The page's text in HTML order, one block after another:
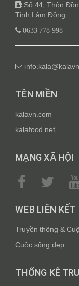
Số 44, Thôn
Tỉnh Lâm Đồng
0633 778 998
TÊN MIỀN
kalavn.com
kalafood.net
MẠNG XÃ HỘI
WEB LIÊN KẾT
Truyền thông &
Cuộc sống đẹp
THỐNG KÊ